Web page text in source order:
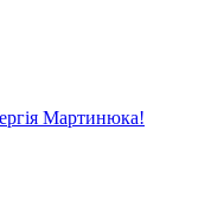
Мартинюка!